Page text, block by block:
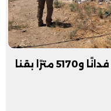
إزالة 29 حالة تعد واسترداد 20 فدانًا و5170 مترًا بقنا